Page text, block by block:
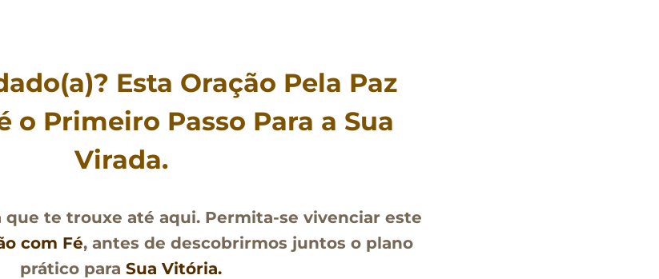
Esta Oração Pela Paz
o Primeiro Passo Para a Sua
Virada.
que te trouxe até aqui. Permita-se vivenciar este
com Fé, antes de descobrirmos juntos o plano
prático para Sua Vitória.